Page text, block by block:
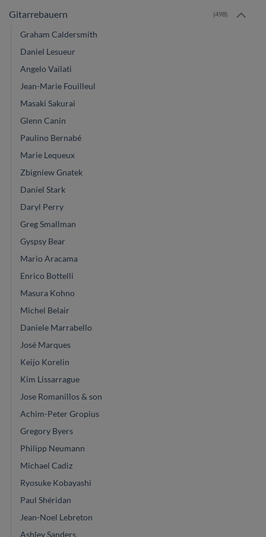
Gitarrebauern (498)
Graham Caldersmith
Daniel Lesueur
Angelo Vailati
Jean-Marie Fouilleul
Masaki Sakurai
Glenn Canin
Paulino Bernabé
Marie Lequeux
Zbigniew Gnatek
Daniel Stark
Daryl Perry
Greg Smallman
Gyspsy Bear
Mario Aracama
Enrico Bottelli
Masura Kohno
Michel Belair
Daniele Marrabello
José Marques
Keijo Korelin
Kim Lissarrague
Jose Romanillos & son
Achim-Peter Gropius
Gregory Byers
Philipp Neumann
Michael Cadiz
Ryosuke Kobayashi
Paul Shéridan
Jean-Noel Lebreton
Ashley Sanders